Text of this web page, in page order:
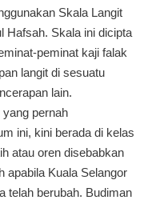
Skala Langit
Hafsah. Skala ini dicipta
peminat kaji falak
langit di sesuatu
lain.
pernah
ini, kini berada di kelas
atau oren disebabkan
apabila Kuala Selangor
telah berubah. Budiman